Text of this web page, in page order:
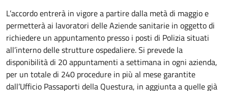
L’accordo entrerà in vigore a partire dalla metà di maggio e
permetterà ai lavoratori delle Aziende sanitarie in oggetto di
richiedere un appuntamento presso i posti di Polizia situati
all’interno delle strutture ospedaliere. Si prevede la
disponibilità di 20 appuntamenti a settimana in ogni azienda,
per un totale di 240 procedure in più al mese garantite
dall’Ufficio Passaporti della Questura, in aggiunta a quelle già